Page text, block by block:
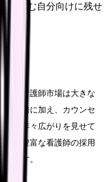
で読む自分向けに残せ
美容看護師市場は大きな
ト業務に加え、カウンセ
割は年々広がりを見せて
経験豊富な看護師の採用
ます。